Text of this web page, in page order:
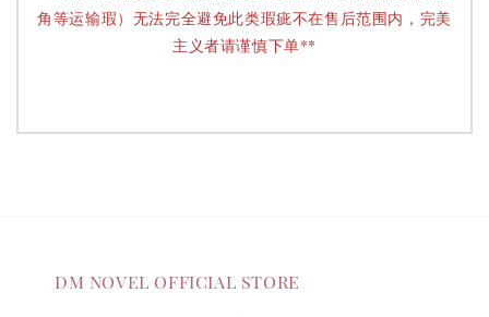
角等运输瑕）无法完全避免此类瑕疵不在售后范围内，完美
主义者请谨慎下单**
DM NOVEL OFFICIAL STORE